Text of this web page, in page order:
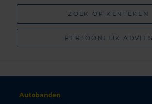
ZOEK OP KENTEKEN
PERSOONLIJK ADVIES
Autobanden